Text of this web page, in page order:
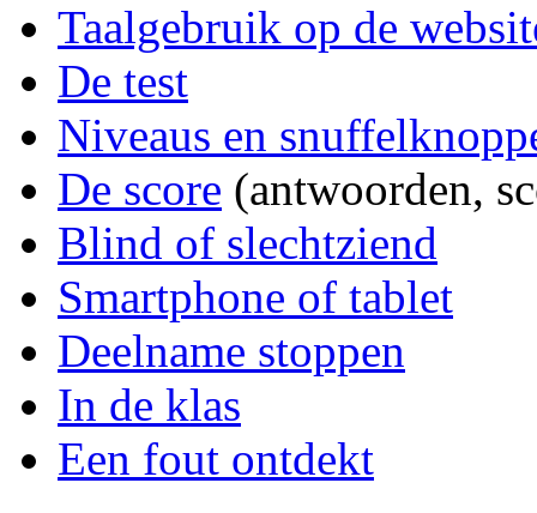
Taalgebruik op de
De test
Niveaus en
De score (antwoorden,
Blind of slechtziend
Smartphone of tablet
Deelname stoppen
In de klas
Een fout ontdekt